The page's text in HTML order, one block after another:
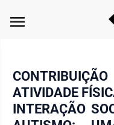
menu
ATIVIDADE
INTERAÇÃO